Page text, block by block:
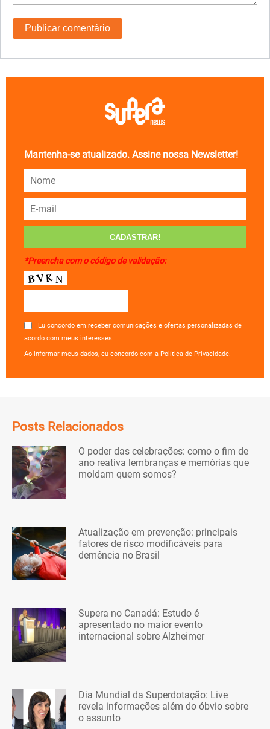
Mantenha-se atualizado. Assine nossa Newsletter!
*Preencha com o código de validação:
Eu concordo em receber comunicações e ofertas personalizadas de
acordo com meus interesses.
Ao informar meus dados, eu concordo com a Política de Privacidade.
Posts Relacionados
O poder das celebrações: como o fim de
ano reativa lembranças e memórias que
moldam quem somos?
Atualização em prevenção: principais
fatores de risco modificáveis para
demência no Brasil
Supera no Canadá: Estudo é
apresentado no maior evento
internacional sobre Alzheimer
Dia Mundial da Superdotação: Live
revela informações além do óbvio sobre
o assunto